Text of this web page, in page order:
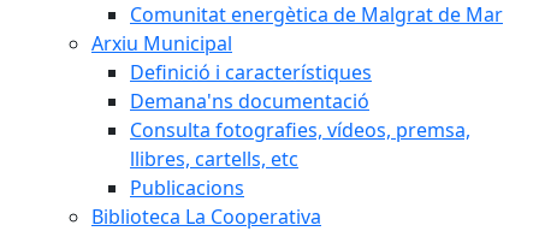
Comunitat energètica de Malgrat de Mar
Arxiu Municipal
Definició i característiques
Demana'ns documentació
Consulta fotografies, vídeos, premsa,
llibres, cartells, etc
Publicacions
Biblioteca La Cooperativa